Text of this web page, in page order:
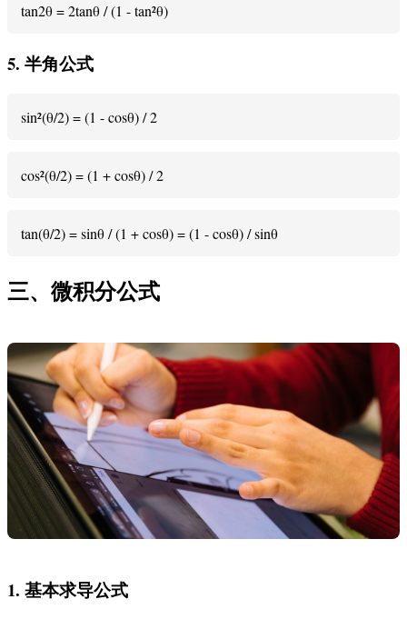
tan2θ = 2tanθ / (1 - tan²θ)
5. 半角公式
sin²(θ/2) = (1 - cosθ) / 2
cos²(θ/2) = (1 + cosθ) / 2
tan(θ/2) = sinθ / (1 + cosθ) = (1 - cosθ) / sinθ
三、微积分公式
1. 基本求导公式